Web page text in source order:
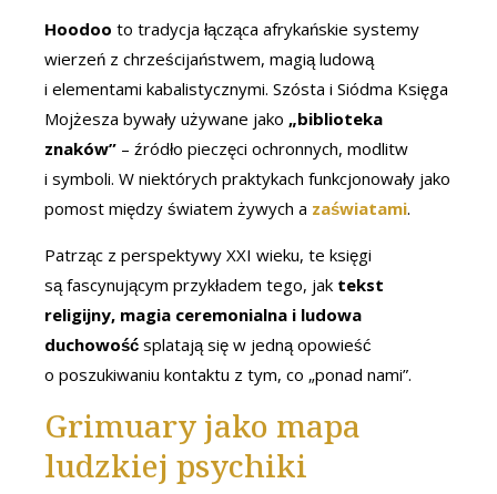
Hoodoo to tradycja łącząca afrykańskie systemy
wierzeń z chrześcijaństwem, magią ludową
i elementami kabalistycznymi. Szósta i Siódma Księga
Mojżesza bywały używane jako „biblioteka
znaków” – źródło pieczęci ochronnych, modlitw
i symboli. W niektórych praktykach funkcjonowały jako
pomost między światem żywych a zaświatami.
Patrząc z perspektywy XXI wieku, te księgi
są fascynującym przykładem tego, jak tekst
religijny, magia ceremonialna i ludowa
duchowość splatają się w jedną opowieść
o poszukiwaniu kontaktu z tym, co „ponad nami”.
Grimuary jako mapa
ludzkiej psychiki